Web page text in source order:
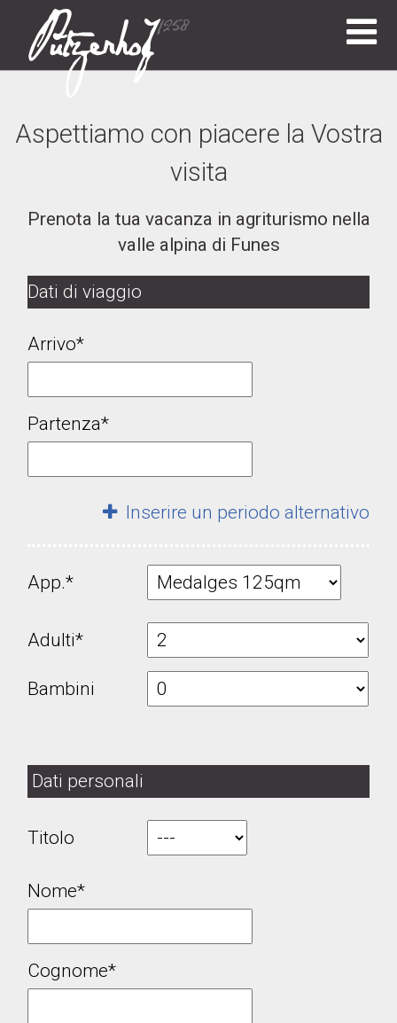
Aspettiamo con piacere la Vostra
visita
Prenota la tua vacanza in agriturismo nella
valle alpina di Funes
Dati di viaggio
Arrivo*
Partenza*
Inserire un periodo alternativo
App.*
Adulti*
Bambini
Dati personali
Titolo
Nome*
Cognome*